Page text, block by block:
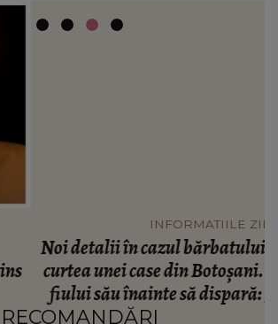
bărbatului găsit îngropat în
din Botoșani. Ce îi mărturisise
să dispară: „Așa a fost găsit
cadavrul!”
RECOMANDĂRI